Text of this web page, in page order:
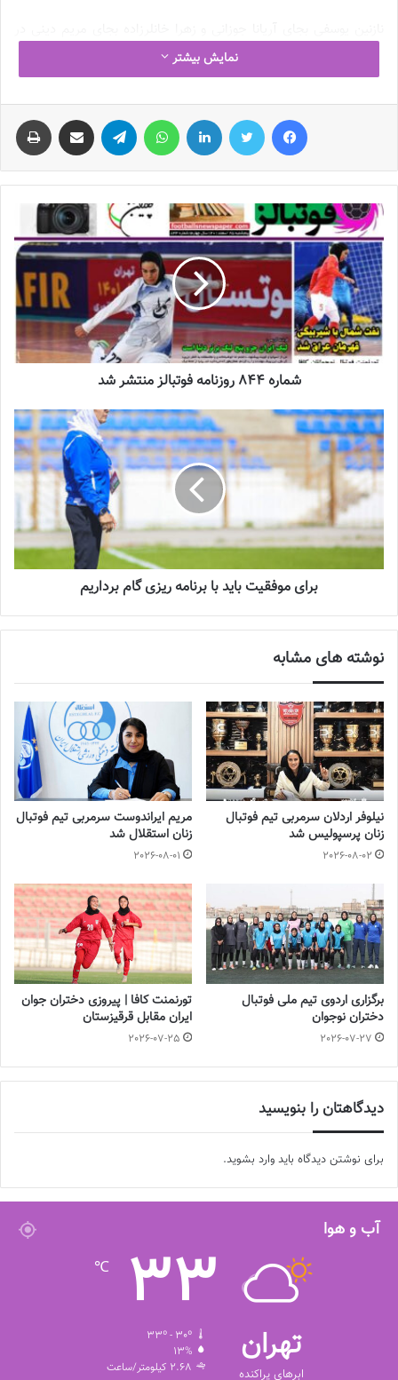
نوشته های مشابه
چالش هاى ليست جدید تيم ملى فوتبال
زنان
تازه‌ترین خبرها از درمان ۲ ملی‌پوش فوتبال
زنان
2023-12-24
دعوت آزمون از 30 بازیکن به اردوی تیم ملی
2023-03-21
2022-12-10
شادان شاهمیری در دقیقه جایگزین سمیه اسماعیلی شد.
مینا بابویه در دقایق ۲۶ و ۴۳ و گلهای این دیدار را به ثمر رساند.
با فوتبالز همراه شوید
اینستاگرام فوتبالز را دنبال کنید
فوتبال زنان
کافا
نمایش بیشتر
شماره 844 روزنامه فوتبالز منتشر شد
برای موفقیت باید با برنامه ریزی گام برداریم
نوشته های مشابه
نیلوفر اردلان سرمربی تیم فوتبال
زنان پرسپولیس شد
2026-08-02
مریم ایراندوست سرمربی تیم فوتبال
زنان استقلال شد
2026-08-01
برگزاری اردوی تیم ملی فوتبال
دختران نوجوان
2026-07-27
تورنمنت کافا | پیروزی دختران جوان
ایران مقابل قرقیزستان
2026-07-25
دیدگاهتان را بنویسید
برای نوشتن دیدگاه باید وارد بشوید.
آب و هوا
تهران
ابرهای پراکنده
33
℃
33º - 30º
13%
2.68 کیلومتر/ساعت